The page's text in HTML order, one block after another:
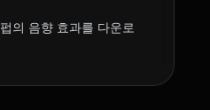
의 음향 효과를 다운로